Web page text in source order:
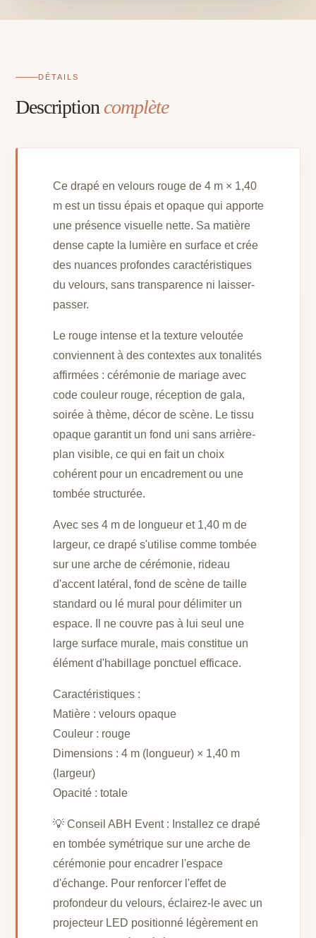
DÉTAILS
Description complète
Ce drapé en velours rouge de 4 m × 1,40
m est un tissu épais et opaque qui apporte
une présence visuelle nette. Sa matière
dense capte la lumière en surface et crée
des nuances profondes caractéristiques
du velours, sans transparence ni laisser-
passer.
Le rouge intense et la texture veloutée
conviennent à des contextes aux tonalités
affirmées : cérémonie de mariage avec
code couleur rouge, réception de gala,
soirée à thème, décor de scène. Le tissu
opaque garantit un fond uni sans arrière-
plan visible, ce qui en fait un choix
cohérent pour un encadrement ou une
tombée structurée.
Avec ses 4 m de longueur et 1,40 m de
largeur, ce drapé s'utilise comme tombée
sur une arche de cérémonie, rideau
d'accent latéral, fond de scène de taille
standard ou lé mural pour délimiter un
espace. Il ne couvre pas à lui seul une
large surface murale, mais constitue un
élément d'habillage ponctuel efficace.
Caractéristiques :
Matière : velours opaque
Couleur : rouge
Dimensions : 4 m (longueur) × 1,40 m
(largeur)
Opacité : totale
💡 Conseil ABH Event : Installez ce drapé
en tombée symétrique sur une arche de
cérémonie pour encadrer l'espace
d'échange. Pour renforcer l'effet de
profondeur du velours, éclairez-le avec un
projecteur LED positionné légèrement en